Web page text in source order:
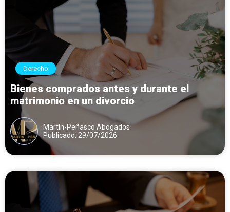
Derecho
Bienes comprados antes y durante el
matrimonio en un divorcio
Martín-Peñasco Abogados
Publicado: 29/07/2026